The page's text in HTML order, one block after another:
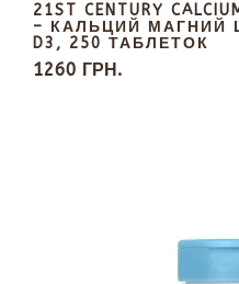
21ST CENTURY
– КАЛЬЦИЙ МАГНИЙ
D3, 250 ТАБЛЕТОК
1260 ГРН.